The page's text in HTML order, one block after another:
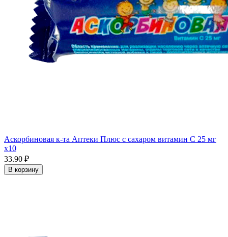
Аскорбиновая к-та Аптеки Плюс с сахаром витамин С 25 мг
x10
33.90 ₽
В корзину